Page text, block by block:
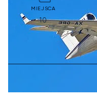
MIEJSCA
10